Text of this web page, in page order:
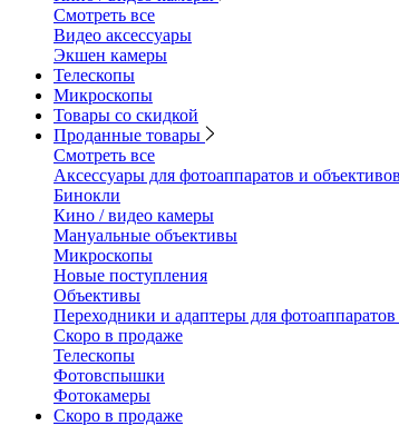
Смотреть все
Видео аксессуары
Экшен камеры
Телескопы
Микроскопы
Товары со скидкой
Проданные товары
Смотреть все
Аксессуары для фотоаппаратов и объективов
Бинокли
Кино / видео камеры
Мануальные объективы
Микроскопы
Новые поступления
Объективы
Переходники и адаптеры для
Скоро в продаже
Телескопы
Фотовспышки
Фотокамеры
Скоро в продаже